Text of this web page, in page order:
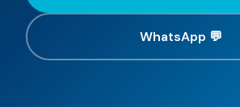
💬 WhatsApp